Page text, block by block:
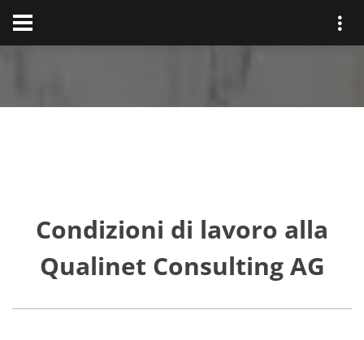
Condizioni di lavoro alla
Qualinet Consulting AG